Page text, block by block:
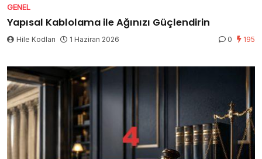
GENEL
Yapısal Kablolama ile Ağınızı Güçlendirin
Hile Kodları 1 Haziran 2026 0 195